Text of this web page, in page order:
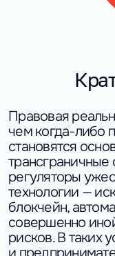
Правовая
чем когда-либо
становятся
регуляторы
технологии —
блокчейн,
совершенно
рисков. В таких